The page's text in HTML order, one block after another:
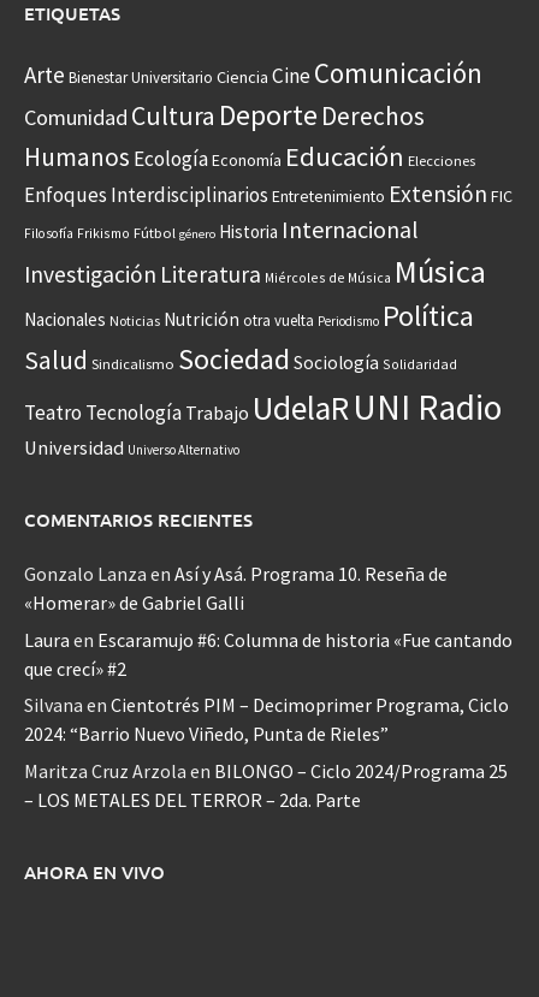
ETIQUETAS
Arte Bienestar Universitario Ciencia CineComunicación
Comunidad Cultura Deporte Derechos
Humanos EcologíaEconomía Educación Elecciones
Enfoques Interdisciplinarios Entretenimiento Extensión FIC
Filosofía Frikismo Fútbol género Historia Internacional
Investigación Literatura Miércoles de Música Música
Nacionales Noticias Nutrición otra vuelta Periodismo Política
Salud Sindicalismo Sociedad Sociología Solidaridad
Teatro Tecnología Trabajo UdelaRUNI Radio
Universidad Universo Alternativo
COMENTARIOS RECIENTES
Gonzalo Lanza en Así y Asá. Programa 10. Reseña de
«Homerar» de Gabriel Galli
Laura en Escaramujo #6: Columna de historia «Fue cantando
que crecí» #2
Silvana en Cientotrés PIM – Decimoprimer Programa, Ciclo
2024: “Barrio Nuevo Viñedo, Punta de Rieles”
Maritza Cruz Arzola en BILONGO – Ciclo 2024/Programa 25
– LOS METALES DEL TERROR – 2da. Parte
AHORA EN VIVO